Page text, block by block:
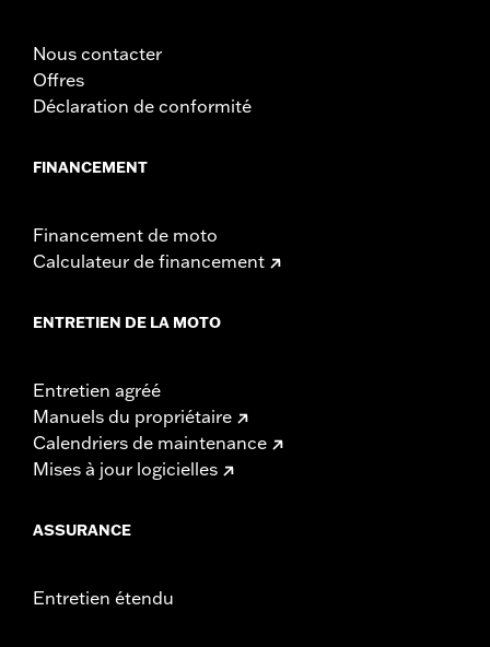
Nous contacter
Offres
Déclaration de conformité
FINANCEMENT
Financement de moto
Calculateur de financement
ENTRETIEN DE LA MOTO
Entretien agréé
Manuels du propriétaire
Calendriers de maintenance
Mises à jour logicielles
ASSURANCE
Entretien étendu